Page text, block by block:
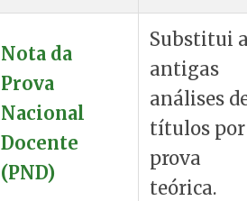
Nota da
Prova
Nacional
Docente
(PND)
Substitui
antigas
análises
títulos por
prova
teórica.